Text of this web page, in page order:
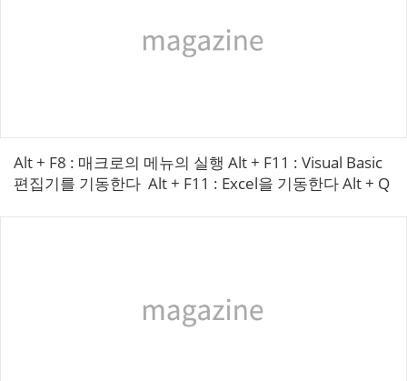
Alt + F8 : 매크로의 메뉴의 실행 Alt + F11 : Visual Basic
편집기를 기동한다 ​ Alt + F11 : Excel을 기동한다 Alt + Q